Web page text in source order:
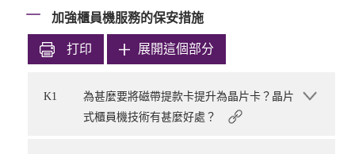
加強櫃員機服務的保安措施
打印 展開這個部分
K1
為甚麼要將磁帶提款卡提升為晶片卡？晶片
式櫃員機技術有甚麼好處？